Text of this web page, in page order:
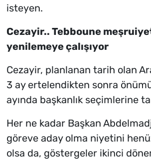
isteyen.
Cezayir.. Tebboune
yenilemeye çalışıyor
Cezayir, planlanan tarih olan
3 ay ertelendikten sonra
ayında başkanlık seçimlerine
Her ne kadar Başkan
göreve aday olma niyetini
olsa da, göstergeler ikinci